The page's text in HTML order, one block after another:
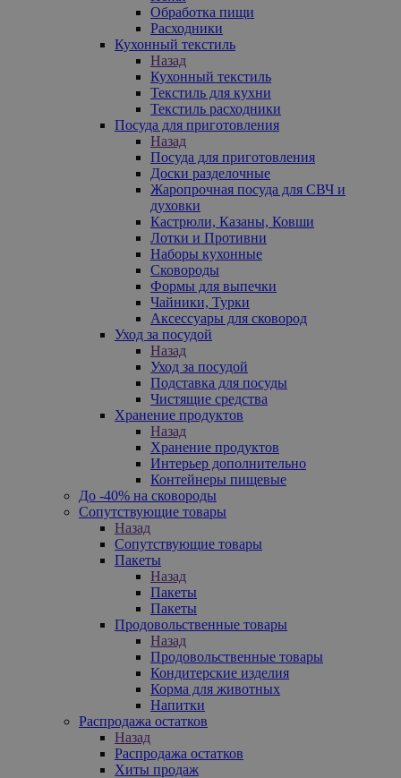
Обработка пищи
Расходники
Кухонный текстиль
Назад
Кухонный текстиль
Текстиль для кухни
Текстиль расходники
Посуда для приготовления
Назад
Посуда для приготовления
Доски разделочные
Жаропрочная посуда для СВЧ и
духовки
Кастрюли, Казаны, Ковши
Лотки и Противни
Наборы кухонные
Сковороды
Формы для выпечки
Чайники, Турки
Аксессуары для сковород
Уход за посудой
Назад
Уход за посудой
Подставка для посуды
Чистящие средства
Хранение продуктов
Назад
Хранение продуктов
Интерьер дополнительно
Контейнеры пищевые
До -40% на сковороды
Сопутствующие товары
Назад
Сопутствующие товары
Пакеты
Назад
Пакеты
Пакеты
Продовольственные товары
Назад
Продовольственные товары
Кондитерские изделия
Корма для животных
Напитки
Распродажа остатков
Назад
Распродажа остатков
Хиты продаж